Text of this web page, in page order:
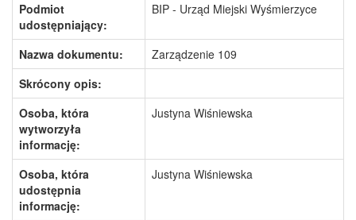
Podmiot
udostępniający:
BIP - Urząd Miejski Wyśmierzyce
Nazwa dokumentu:
Zarządzenie 109
Skrócony opis:
Osoba, która
wytworzyła
informację:
Justyna Wiśniewska
Osoba, która
udostępnia
informację:
Justyna Wiśniewska